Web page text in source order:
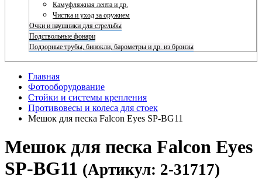
Камуфляжная лента и др.
Чистка и уход за оружием
Очки и наушники для стрельбы
Подствольные фонари
Подзорные трубы, бинокли, барометры и др. из бронзы
Главная
Фотооборудование
Стойки и системы крепления
Противовесы и колеса для стоек
Мешок для песка Falcon Eyes SP-BG11
Мешок для песка Falcon Eyes
SP-BG11 (Артикул: 2-31717)